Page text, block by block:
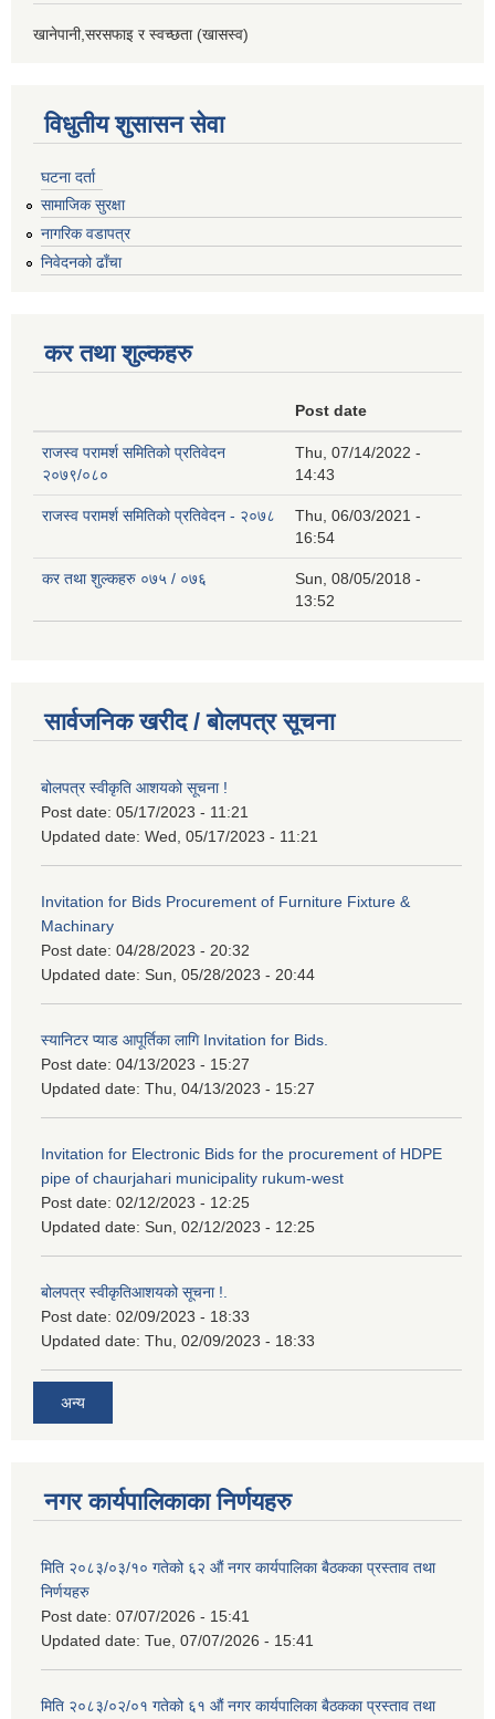
खानेपानी,सरसफाइ र स्वच्छता (खासस्व)
विधुतीय शुसासन सेवा
घटना दर्ता
सामाजिक सुरक्षा
नागरिक वडापत्र
निवेदनको ढाँचा
कर तथा शुल्कहरु
Post date
राजस्व परामर्श समितिको प्रतिवेदन
२०७९/०८०
Thu, 07/14/2022 -
14:43
राजस्व परामर्श समितिको प्रतिवेदन - २०७८
Thu, 06/03/2021 -
16:54
कर तथा शुल्कहरु ०७५ / ०७६
Sun, 08/05/2018 -
13:52
सार्वजनिक खरीद / बोलपत्र सूचना
बोलपत्र स्वीकृति आशयको सूचना !
Post date: 05/17/2023 - 11:21
Updated date: Wed, 05/17/2023 - 11:21
Invitation for Bids Procurement of Furniture Fixture &
Machinary
Post date: 04/28/2023 - 20:32
Updated date: Sun, 05/28/2023 - 20:44
स्यानिटर प्याड आपूर्तिका लागि Invitation for Bids.
Post date: 04/13/2023 - 15:27
Updated date: Thu, 04/13/2023 - 15:27
Invitation for Electronic Bids for the procurement of HDPE
pipe of chaurjahari municipality rukum-west
Post date: 02/12/2023 - 12:25
Updated date: Sun, 02/12/2023 - 12:25
बोलपत्र स्वीकृतिआशयको सूचना !.
Post date: 02/09/2023 - 18:33
Updated date: Thu, 02/09/2023 - 18:33
अन्य
नगर कार्यपालिकाका निर्णयहरु
मिति २०८३/०३/१० गतेको ६२ औं नगर कार्यपालिका बैठकका प्रस्ताव तथा
निर्णयहरु
Post date: 07/07/2026 - 15:41
Updated date: Tue, 07/07/2026 - 15:41
मिति २०८३/०२/०१ गतेको ६१ औं नगर कार्यपालिका बैठकका प्रस्ताव तथा